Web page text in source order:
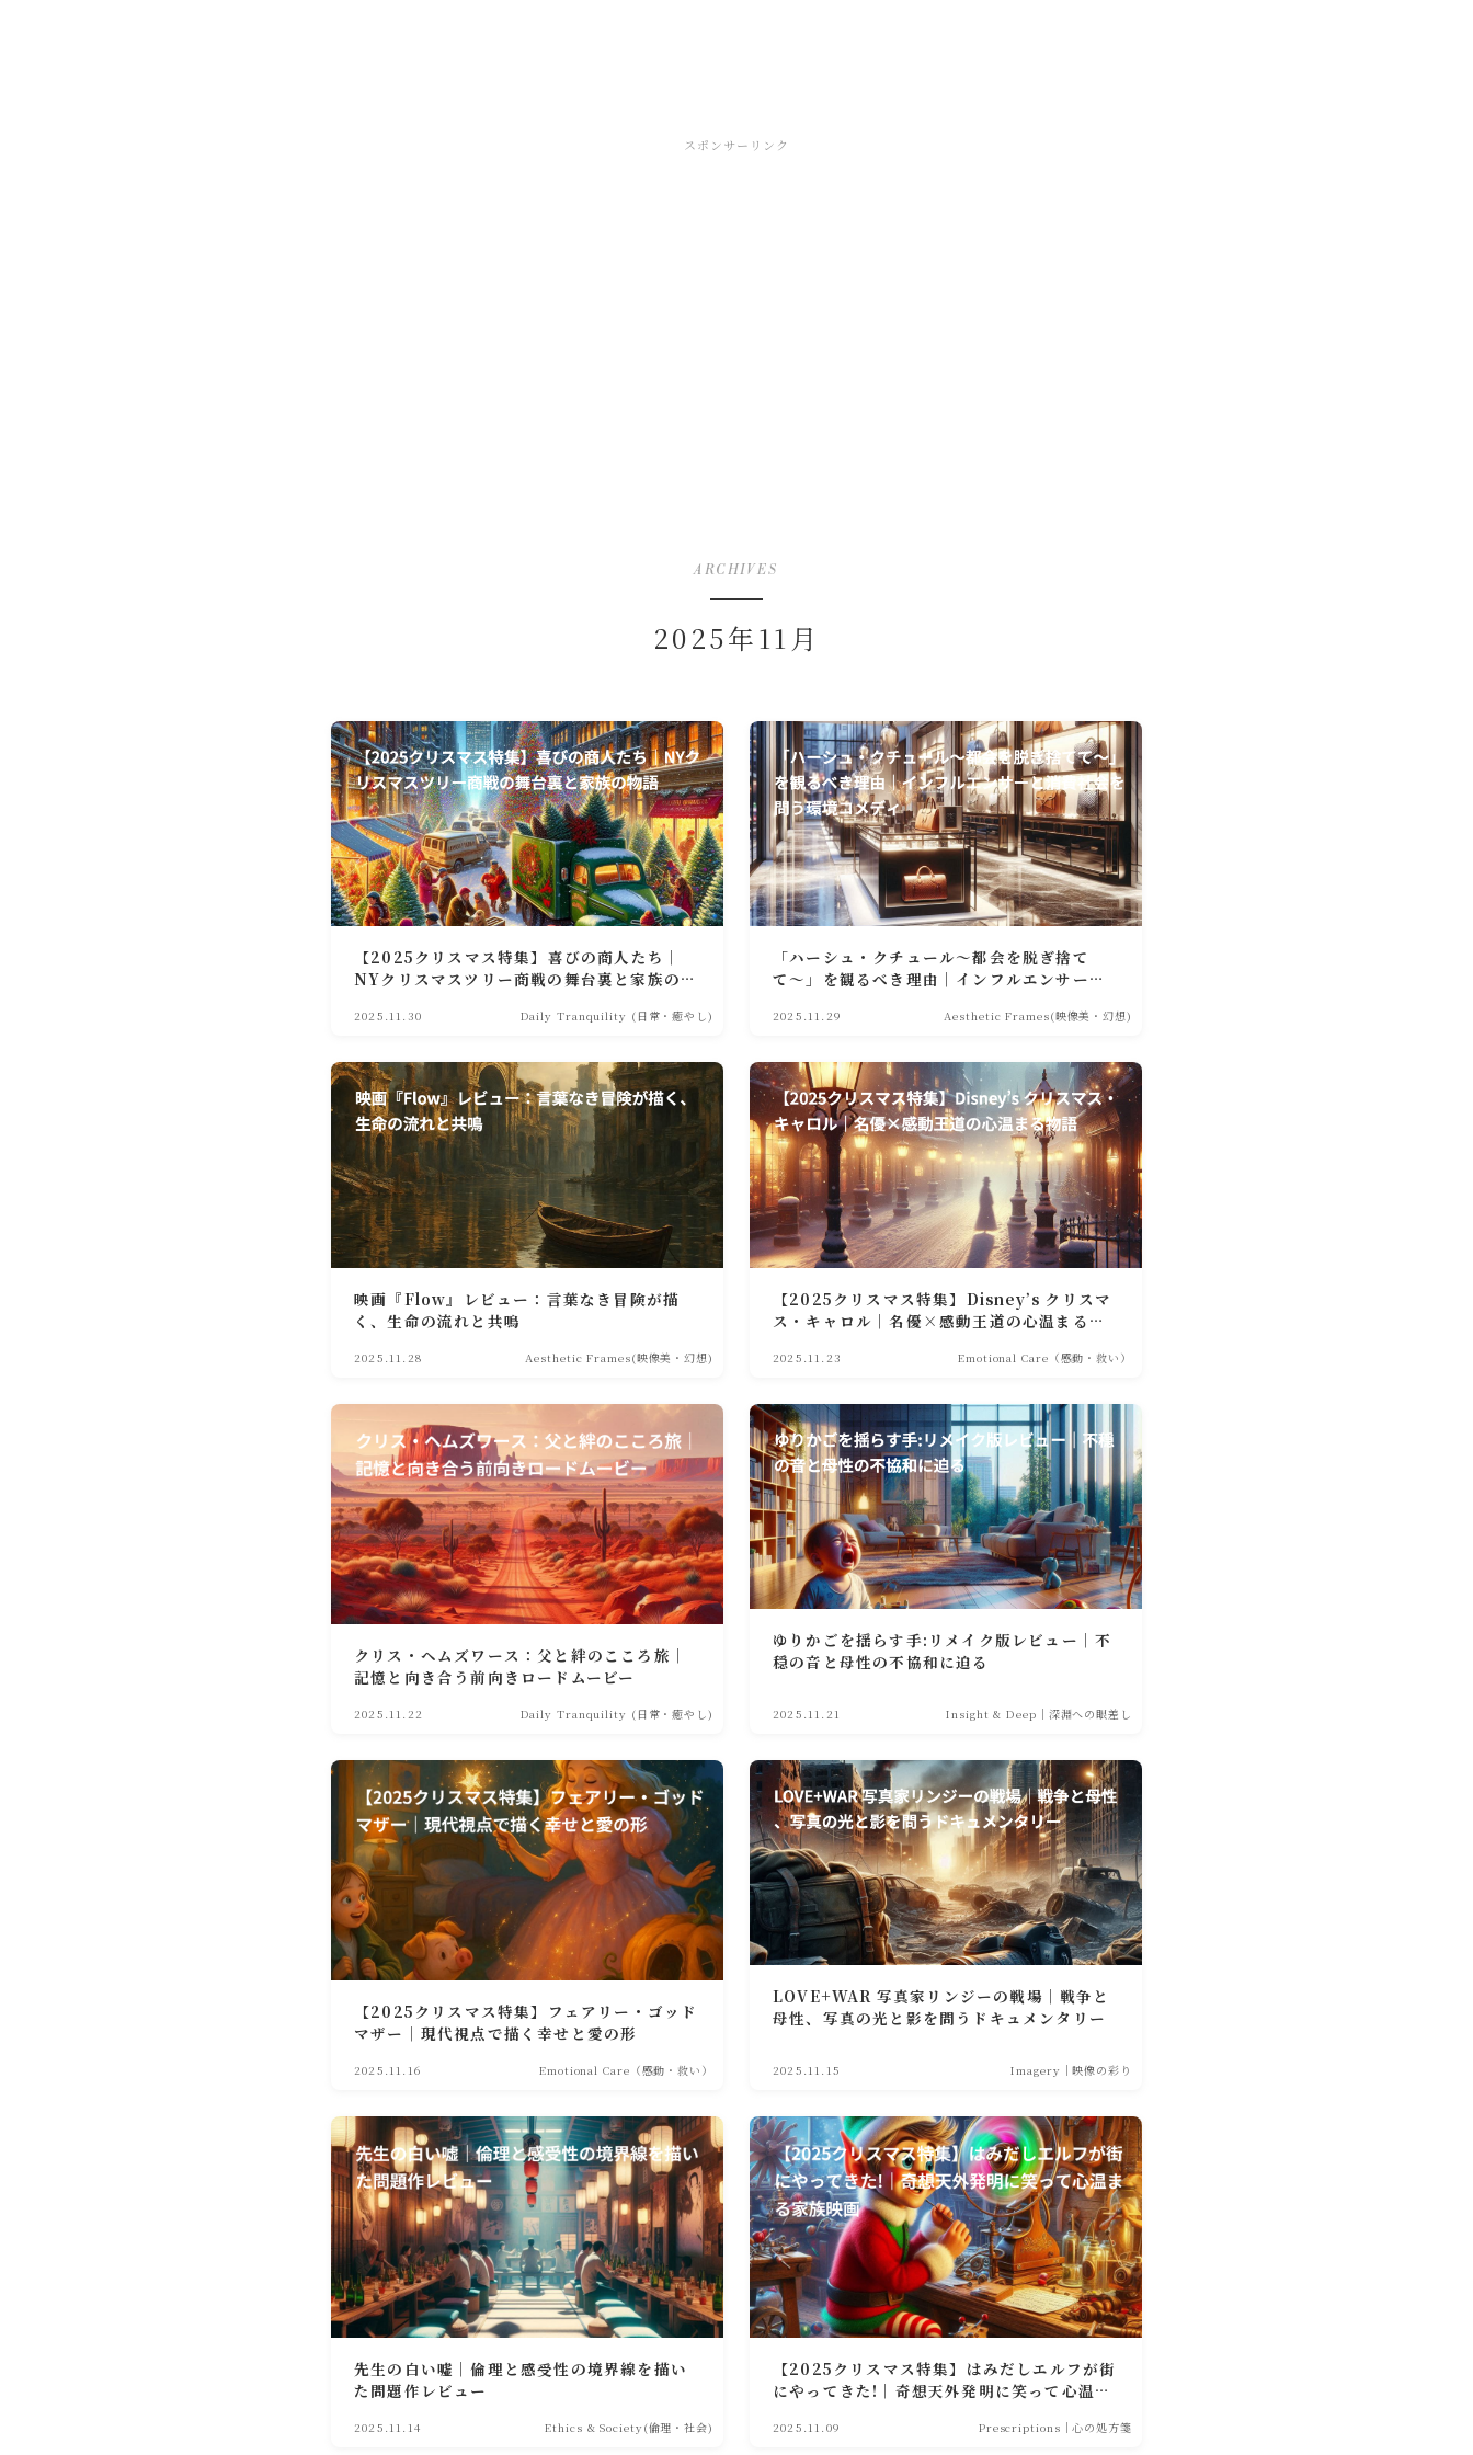
スポンサーリンク
ARCHIVES
2025年11月
【2025クリスマス特集】喜びの商人たち｜
NYクリスマスツリー商戦の舞台裏と家族の物
2025.11.30 Daily Tranquility (日常・癒やし)
「ハーシュ・クチュール〜都会を脱ぎ捨て
て〜」を観るべき理由｜インフルエンサーと
2025.11.29 Aesthetic Frames(映像美・幻想)
映画『Flow』レビュー：言葉なき冒険が描
く、生命の流れと共鳴
2025.11.28 Aesthetic Frames(映像美・幻想)
【2025クリスマス特集】Disney’s クリスマ
ス・キャロル｜名優×感動王道の心温まる物
2025.11.23 Emotional Care（感動・救い）
クリス・ヘムズワース：父と絆のこころ旅｜
記憶と向き合う前向きロードムービー
2025.11.22 Daily Tranquility (日常・癒やし)
ゆりかごを揺らす手:リメイク版レビュー｜不
穏の音と母性の不協和に迫る
2025.11.21 Insight & Deep｜深淵への眼差し
【2025クリスマス特集】フェアリー・ゴッド
マザー｜現代視点で描く幸せと愛の形
2025.11.16 Emotional Care（感動・救い）
LOVE+WAR 写真家リンジーの戦場｜戦争と
母性、写真の光と影を問うドキュメンタリー
2025.11.15 Imagery｜映像の彩り
先生の白い嘘｜倫理と感受性の境界線を描い
た問題作レビュー
2025.11.14 Ethics & Society(倫理・社会)
【2025クリスマス特集】はみだしエルフが街
にやってきた!｜奇想天外発明に笑って心温ま
2025.11.09 Prescriptions｜心の処方箋